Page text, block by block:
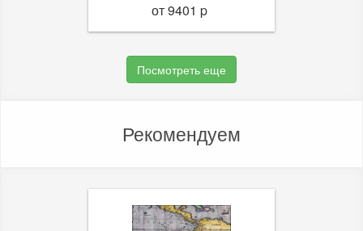
от 9401 p
Посмотреть еще
Рекомендуем